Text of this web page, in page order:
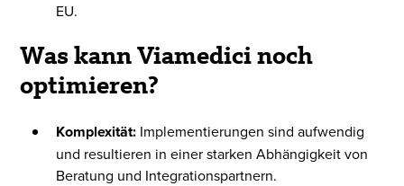
EU.
Was kann Viamedici noch
optimieren?
Komplexität: Implementierungen sind aufwendig
und resultieren in einer starken Abhängigkeit von
Beratung und Integrationspartnern.